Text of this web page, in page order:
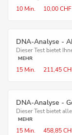
10 Min.
10,00 CHF
DNA-Analyse -
Dieser Test bietet
MEHR
15 Min. 211,45
DNA-Analyse -
Dieser Test bietet
MEHR
15 Min. 458,85